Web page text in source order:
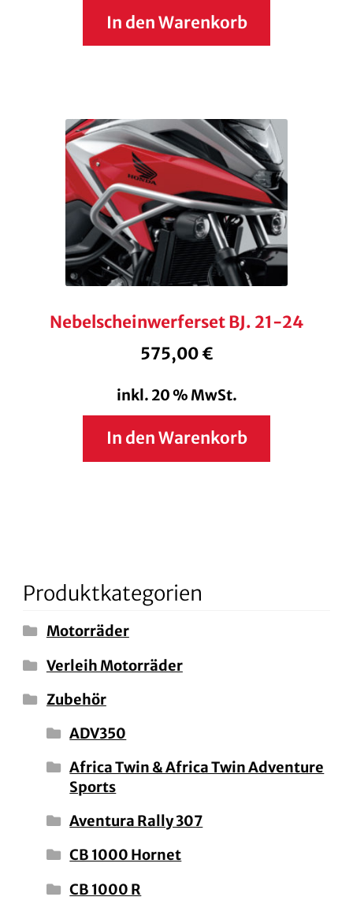
In den Warenkorb
Nebelscheinwerferset BJ. 21-24
575,00€
inkl. 20 % MwSt.
In den Warenkorb
Produktkategorien
Motorräder
Verleih Motorräder
Zubehör
ADV350
Africa Twin & Africa Twin Adventure
Sports
Aventura Rally 307
CB 1000 Hornet
CB 1000 R